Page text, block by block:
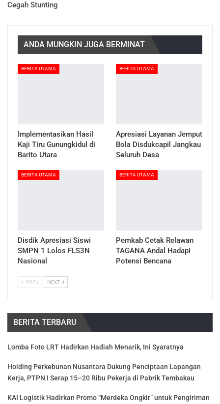
Cegah Stunting
ANDA MUNGKIN JUGA BERMINAT
BERITA UTAMA
Implementasikan Hasil
Kaji Tiru Gunungkidul di
Barito Utara
BERITA UTAMA
Apresiasi Layanan Jemput
Bola Disdukcapil Jangkau
Seluruh Desa
BERITA UTAMA
Disdik Apresiasi Siswi
SMPN 1 Lolos FLS3N
Nasional
BERITA UTAMA
Pemkab Cetak Relawan
TAGANA Andal Hadapi
Potensi Bencana
PREV NEXT
BERITA TERBARU
Lomba Foto LRT Hadirkan Hadiah Menarik, Ini Syaratnya
Holding Perkebunan Nusantara Dukung Penciptaan Lapangan
Kerja, PTPN I Serap 15–20 Ribu Pekerja di Pabrik Tembakau
KAI Logistik Hadirkan Promo “Merdeka Ongkir” untuk Pengiriman